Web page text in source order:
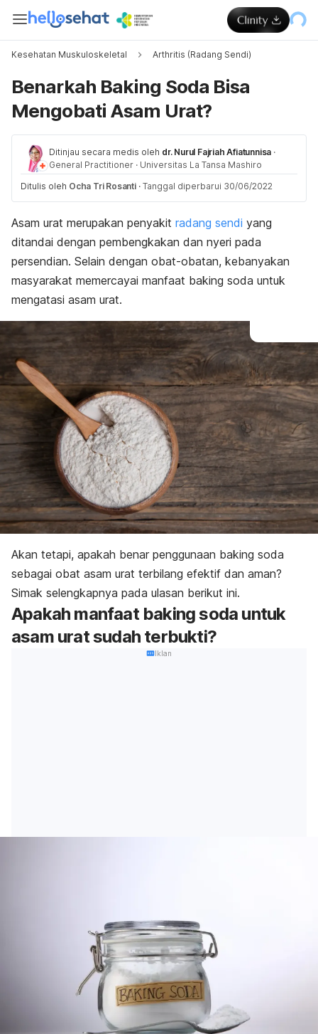
Kesehatan Muskuloskeletal Arthritis (Radang Sendi)
Benarkah Baking Soda Bisa
Mengobati Asam Urat?
Ditinjau secara medis oleh dr. Nurul Fajriah Afiatunnisa ·
General Practitioner · Universitas La Tansa Mashiro
Ditulis oleh Ocha Tri Rosanti · Tanggal diperbarui 30/06/2022
Asam urat merupakan penyakit radang sendi yang
ditandai dengan pembengkakan dan nyeri pada
persendian. Selain dengan obat-obatan, kebanyakan
masyarakat memercayai manfaat baking soda untuk
mengatasi asam urat.
Akan tetapi, apakah benar penggunaan baking soda
sebagai obat asam urat terbilang efektif dan aman?
Simak selengkapnya pada ulasan berikut ini.
Apakah manfaat baking soda untuk
asam urat sudah terbukti?
Iklan